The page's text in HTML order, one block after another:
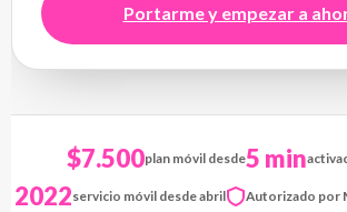
Portarme y empezar a
$7.500plan móvil desde5 min
2022servicio móvil desde abril Autorizado por